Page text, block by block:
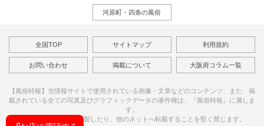
河原町・四条の風俗
全国TOP サイトマップ 利用規約
お問い合わせ 掲載について 大阪府コラム一覧
【風俗特報】当情報サイトで使用されている画像・文章などのコンテンツ、また、掲
載されている全ての写真及びグラフィックデータの著作権は、『風俗特報』に属しま
す。
これらのファイルを複製したり、他のネットへ転載することを堅く禁じます。